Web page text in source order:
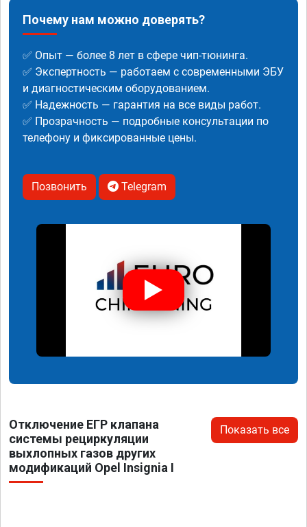
Почему нам можно доверять?
✅ Опыт — более 8 лет в сфере чип-тюнинга.
✅ Экспертность — работаем с современными ЭБУ
и диагностическим оборудованием.
✅ Надежность — гарантия на все виды работ.
✅ Прозрачность — подробные консультации по
телефону и фиксированные цены.
Позвонить Telegram
Отключение ЕГР клапана
системы рециркуляции
выхлопных газов других
модификаций Opel Insignia I
Показать все